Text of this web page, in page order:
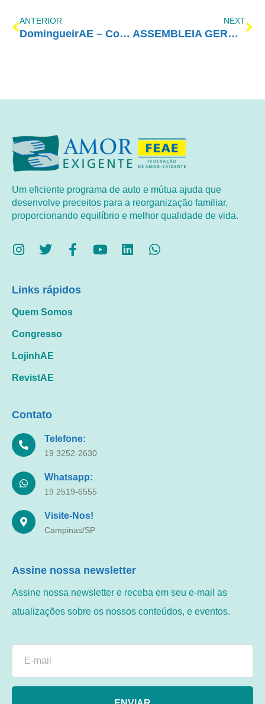
ANTERIOR
DomingueirAE – Como o álcool afeta o cérebro
NEXT
ASSEMBLEIA GERAL 2022
Um eficiente programa de auto e mútua ajuda que
desenvolve preceitos para a reorganização familiar,
proporcionando equilíbrio e melhor qualidade de vida.
Links rápidos
Quem Somos
Congresso
LojinhAE
RevistAE
Contato
Telefone:
19 3252-2630
Whatsapp:
19 2519-6555
Visite-Nos!
Campinas/SP
Assine nossa newsletter
Assine nossa newsletter e receba em seu e-mail as
atualizações sobre os nossos conteúdos, e eventos.